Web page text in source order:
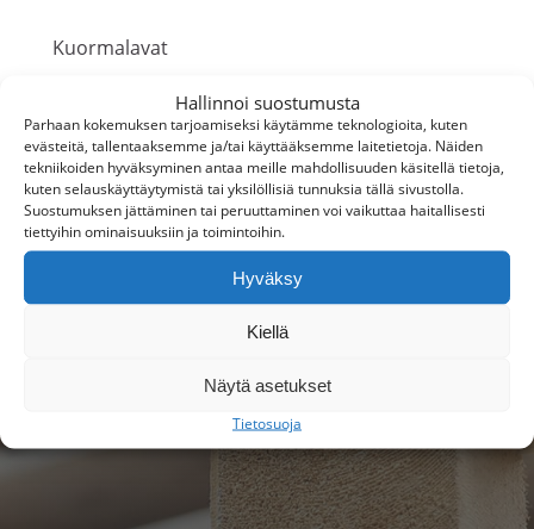
Hallinnoi suostumusta
Parhaan kokemuksen tarjoamiseksi käytämme teknologioita, kuten
evästeitä, tallentaaksemme ja/tai käyttääksemme laitetietoja. Näiden
tekniikoiden hyväksyminen antaa meille mahdollisuuden käsitellä tietoja,
kuten selauskäyttäytymistä tai yksilöllisiä tunnuksia tällä sivustolla.
Suostumuksen jättäminen tai peruuttaminen voi vaikuttaa haitallisesti
tiettyihin ominaisuuksiin ja toimintoihin.
Hyväksy
Kiellä
Näytä asetukset
Tietosuoja
Kuormalavat
Lavakaulukset
Ostamme
Ostamme kuormalavoja
Ostamme lavakauluksia